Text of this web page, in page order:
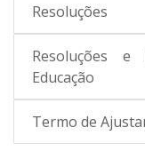
Resoluções
Resoluções e
Educação
Termo de